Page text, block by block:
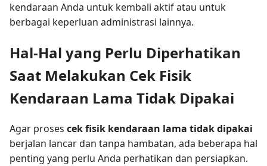
kendaraan Anda untuk kembali aktif atau untuk
berbagai keperluan administrasi lainnya.
Hal-Hal yang Perlu Diperhatikan
Saat Melakukan Cek Fisik
Kendaraan Lama Tidak Dipakai
Agar proses cek fisik kendaraan lama tidak dipakai
berjalan lancar dan tanpa hambatan, ada beberapa hal
penting yang perlu Anda perhatikan dan persiapkan.